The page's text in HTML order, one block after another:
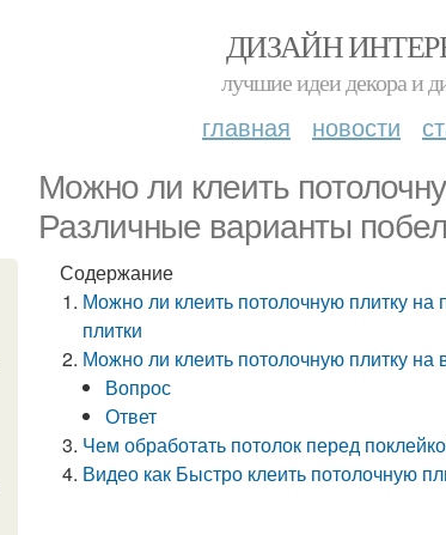
ДИЗАЙН
лучшие идеи декора и
главная новости
Можно ли клеить
Различные варианты
Содержание
Можно ли клеить потолочную плитку
плитки
Можно ли клеить потолочную плитку на
Вопрос
Ответ
Чем обработать потолок перед
Видео как Быстро клеить потолочную